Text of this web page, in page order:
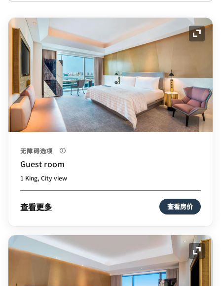
展开
无障碍选项
Guest room
1 King, City view
查看更多 查看房价
展开